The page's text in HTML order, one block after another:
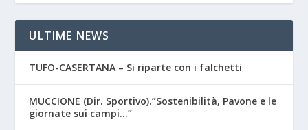
ULTIME NEWS
TUFO-CASERTANA – Si riparte con i falchetti
MUCCIONE (Dir. Sportivo).”Sostenibilità, Pavone e le
giornate sui campi…”